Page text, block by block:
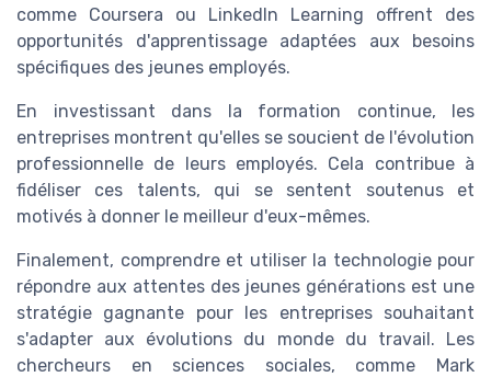
comme Coursera ou LinkedIn Learning offrent des
opportunités d'apprentissage adaptées aux besoins
spécifiques des jeunes employés.
En investissant dans la formation continue, les
entreprises montrent qu'elles se soucient de l'évolution
professionnelle de leurs employés. Cela contribue à
fidéliser ces talents, qui se sentent soutenus et
motivés à donner le meilleur d'eux-mêmes.
Finalement, comprendre et utiliser la technologie pour
répondre aux attentes des jeunes générations est une
stratégie gagnante pour les entreprises souhaitant
s'adapter aux évolutions du monde du travail. Les
chercheurs en sciences sociales, comme Mark